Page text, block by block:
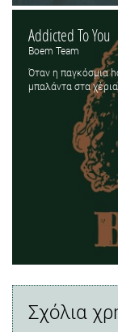
Addicted To You
Boem Team
Όταν η παγκόσμια
μπαλάντα στα
Σχόλια